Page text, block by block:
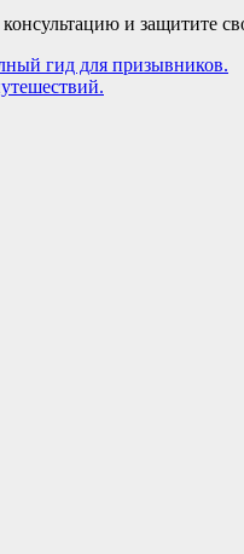
и защитите
гид для призывников.